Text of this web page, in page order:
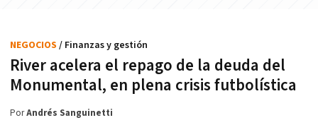
River acelera el repago de la deuda del
Monumental, en plena crisis futbolística
NEGOCIOS / Finanzas y gestión
PorAndrés Sanguinetti